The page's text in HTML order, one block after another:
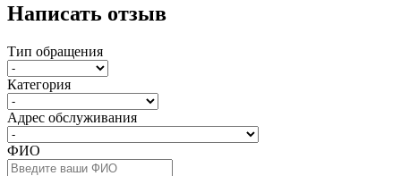
Написать отзыв
Тип обращения
Категория
Адрес обслуживания
ФИО